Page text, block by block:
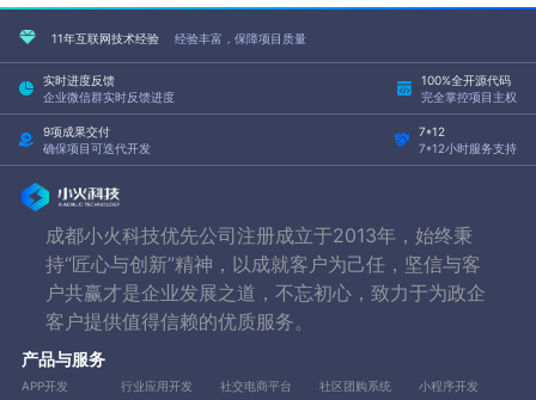
11年互联网技术经验 经验丰富，保障项目质量
实时进度反馈
企业微信群实时反馈进度
100%全开源代码
完全掌控项目主权
9项成果交付
确保项目可迭代开发
7*12
7*12小时服务支持
成都小火科技优先公司注册成立于2013年，始终秉
持“匠心与创新”精神，以成就客户为己任，坚信与客
户共赢才是企业发展之道，不忘初心，致力于为政企
客户提供值得信赖的优质服务。
产品与服务
APP开发 行业应用开发 社交电商平台 社区团购系统 小程序开发